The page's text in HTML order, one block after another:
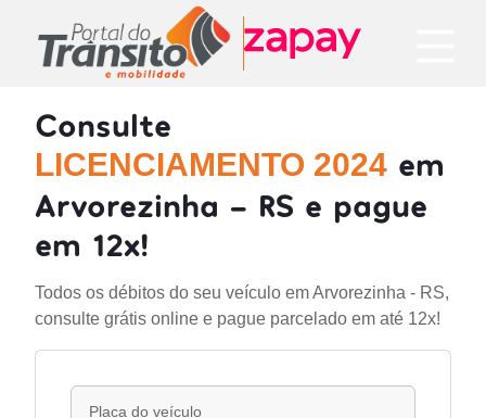
Consulte
LICENCIAMENTO 2024 em
Arvorezinha - RS e pague
em 12x!
Todos os débitos do seu veículo em Arvorezinha - RS,
consulte grátis online e pague parcelado em até 12x!